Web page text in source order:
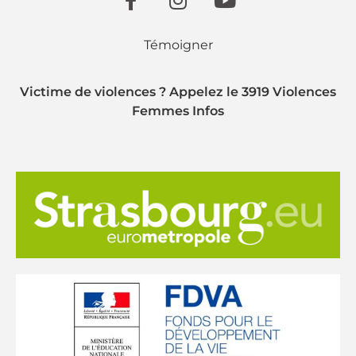
Témoigner
Victime de violences ? Appelez le 3919 Violences
Femmes Infos